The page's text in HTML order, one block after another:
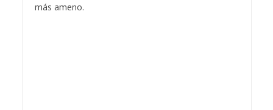
más ameno.